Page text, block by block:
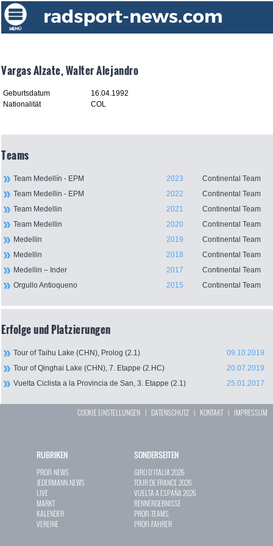
Vargas Alzate, Walter Alejandro
Geburtsdatum
16.04.1992
Nationalität
COL
Teams
Team Medellín - EPM 2023
Continental Team
Team Medellin - EPM
2022
Continental Team
Team Medellin
2021
Continental Team
Team Medellin
2020
Continental Team
Medellin
2019
Continental Team
Medellin
2018
Continental Team
Medellin – Inder
2017
Continental Team
Orgullo Antioqueno
2015 Continental Team
Erfolge und Platzierungen
Tour of Taihu Lake (CHN), Prolog (2.1)
09.10.2019
Tour of Qinghai Lake (CHN), 7. Etappe (2.HC)
20.07.2019
Vuelta Ciclista a la Provincia de San, 3. Etappe (2.1)
25.01.2017
COOKIE EINSTELLUNGEN | DATENSCHUTZ | KONTAKT| IMPRESSUM
RUBRIKEN
PROFI-NEWS
JEDERMANN-NEWS
LIVE
MARKT
KALENDER
VEREINE
SONDERSEITEN
GIRO D`ITALIA 2026
TOUR DE FRANCE 2026
VUELTA A ESPAÑA 2026
RENNERGEBNISSE
PROFI-TEAMS
PROFI-FAHRER